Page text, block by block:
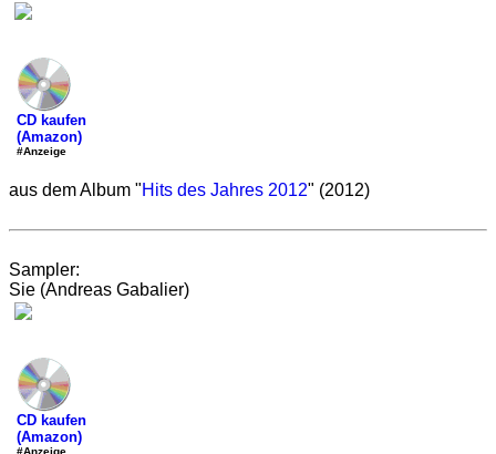
CD kaufen
(Amazon)
#Anzeige
aus dem Album "Hits des Jahres 2012" (2012)
Sampler:
Sie (Andreas Gabalier)
CD kaufen
(Amazon)
#Anzeige